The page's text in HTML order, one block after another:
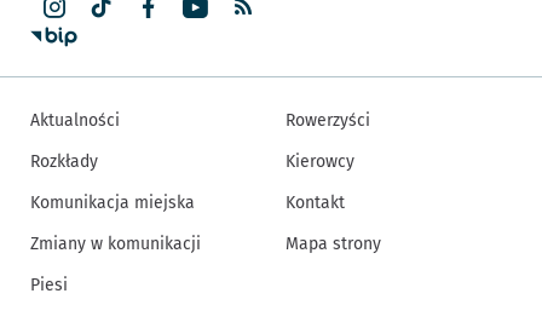
Aktualności
Rozkłady
Komunikacja miejska
Zmiany w komunikacji
Piesi
Rowerzyści
Kierowcy
Kontakt
Mapa strony